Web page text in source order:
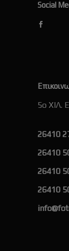
Social
5ο ΧΙΛ.
26410
26410
26410
26410